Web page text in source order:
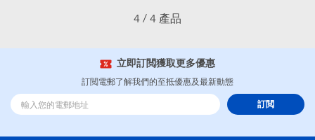
4 / 4 產品
立即訂閲獲取更多優惠
訂閲電郵了解我們的至抵優惠及最新動態
訂閲